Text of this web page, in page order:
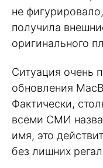
не
получила
оригинального
Ситуация очень
обновления
Фактически,
всеми СМИ
имя, это
без лишних